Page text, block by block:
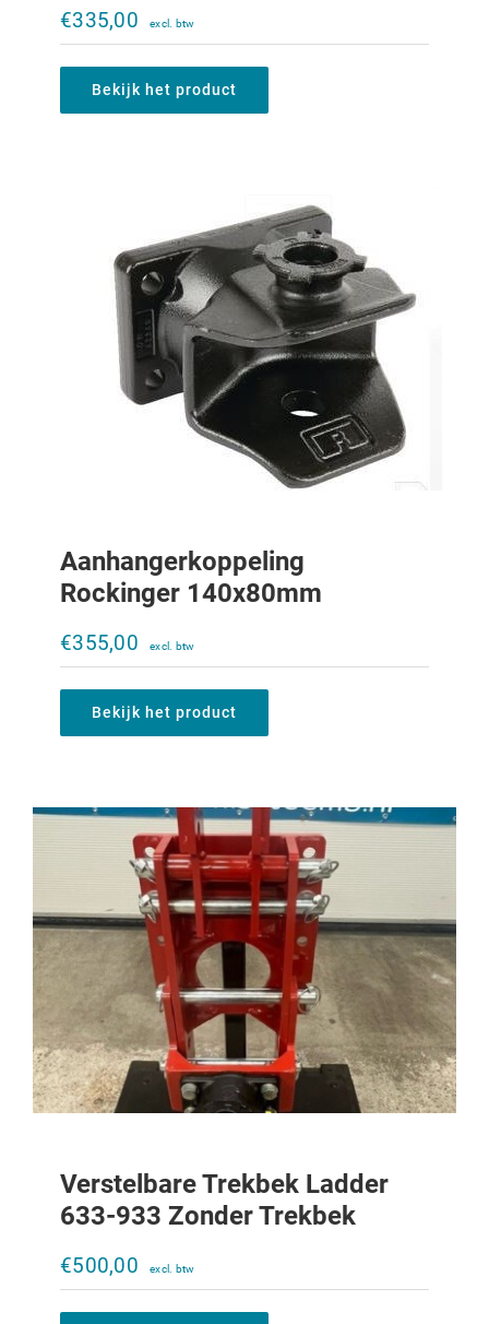
€335,00
Bekijk het product
€355,00
Aanhangerkoppeling
Rockinger 140x80mm
€355,00
Bekijk het product
Verstelbare trekbek Ladder 633-933
€500,00
Verstelbare Trekbek Ladder
633-933 Zonder Trekbek
€500,00
Verstelbare trekbek Ladder 956XL-
€950,00